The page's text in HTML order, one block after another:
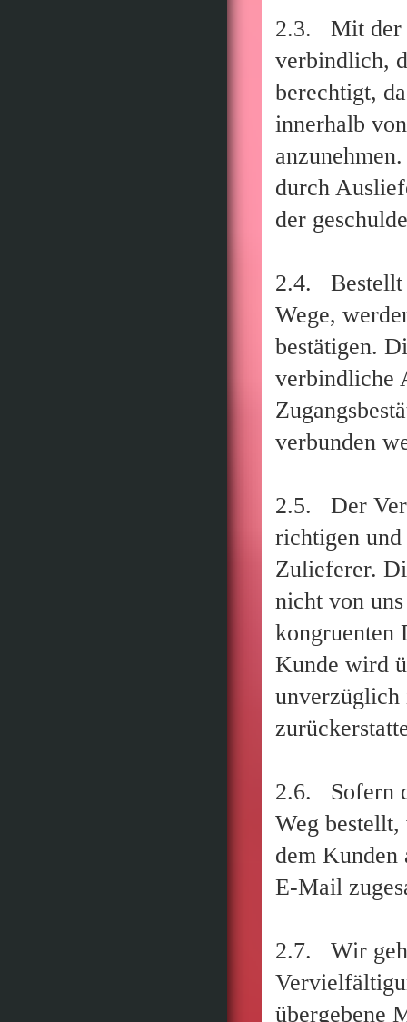
2.3. Mit der
verbindlich,
berechtigt,
innerhalb
durch
der
2.4. Bestellt
Wege,
bestätigen.
verbindliche
verbunden
2.5. Der
richtigen und
Zulieferer.
nicht von
kongruenten
Kunde wird
2.6. Sofern
Weg
dem Kunden
E-Mail
2.7. Wir
übergebene